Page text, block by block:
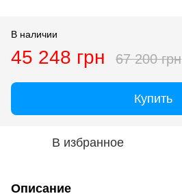
В наличии
45 248 грн 67 200 грн
Купить
В избранное
Описание